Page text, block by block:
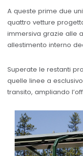
A queste prime due
quattro vetture
immersiva grazie alle
allestimento interno
Superate le restanti
quelle linee a
transito, ampliando